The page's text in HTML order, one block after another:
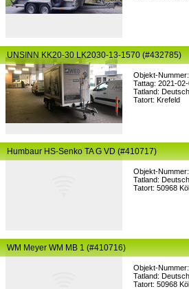
Objekt-
Tattag: 2021-
Tatland:
Tatort: Krefeld
UNSINN KK20-30 LK2030-13-1570 (#432785)
Objekt-
Tatland:
Tatort: 50968
Humbaur HS-Senko TA G VD (#410717)
Objekt-
Tatland:
Tatort: 50968
WM Meyer WM MB 1 (#410716)